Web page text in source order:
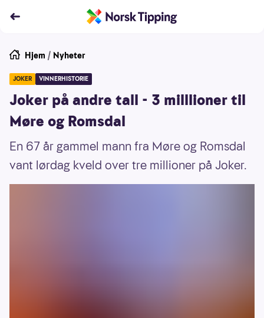
Hjem / Nyheter
JOKER VINNERHISTORIE
Joker på andre tall - 3 milllioner til
Møre og Romsdal
En 67 år gammel mann fra Møre og Romsdal
vant lørdag kveld over tre millioner på Joker.